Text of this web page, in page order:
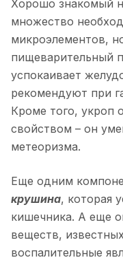
Хорошо знакомый
множество
микроэлементов,
пищеварительный
успокаивает
рекомендуют при
Кроме того, укроп
свойством – он
метеоризма.
Еще одним
крушина, которая
кишечника. А еще
веществ,
воспалительные